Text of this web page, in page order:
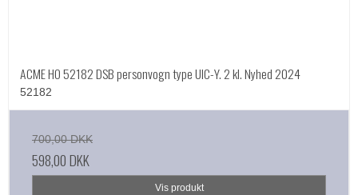
ACME HO 52182 DSB personvogn type UIC-Y. 2 kl. Nyhed 2024
52182
700,00 DKK
598,00 DKK
Vis produkt